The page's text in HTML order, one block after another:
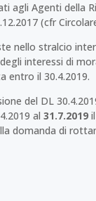
agli Agenti della
(cfr
nello stralcio
interessi di
entro il 30.4.2019.
del DL
al 31.7.2019il
domanda di